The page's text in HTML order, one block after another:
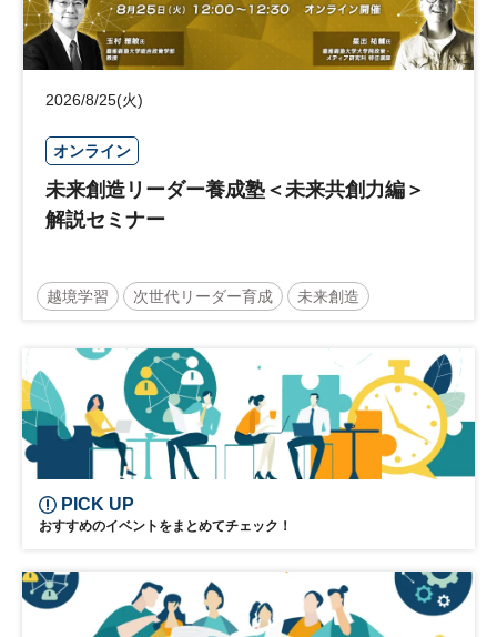
2026/8/25(火)
オンライン
未来創造リーダー養成塾＜未来共創力編＞
解説セミナー
越境学習 次世代リーダー育成 未来創造
日経オンラインセミナー
PICK UP
おすすめのイベントをまとめてチェック！